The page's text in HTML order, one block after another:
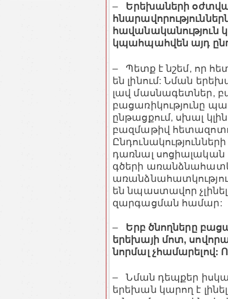
– Երեխաների
հավանականություն
կպահպահվեն այդ
– Պետք է նշեմ, որ
են լինում: Նման
լավ մասնագետներ,
բացառիկությունը
ընթացքում, սխալ
բազմաթիվ
դառնալ սոցիալական
գծերի
են նպաստավոր
զարգացման համար:
– Երբ ծնողները
երեխայի մոտ,
նորմալ չհամարելով:
– Նման դեպքեր
երեխան կարող է